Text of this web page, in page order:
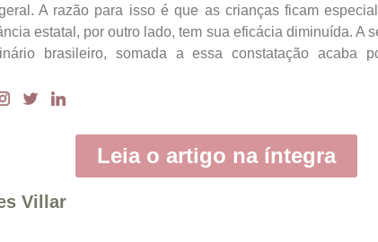
A razão para isso é que as crianças ficam
estatal, por outro lado, tem sua eficácia diminuída. A
brasileiro, somada a essa constatação acaba
Leia o artigo na íntegra
Villar